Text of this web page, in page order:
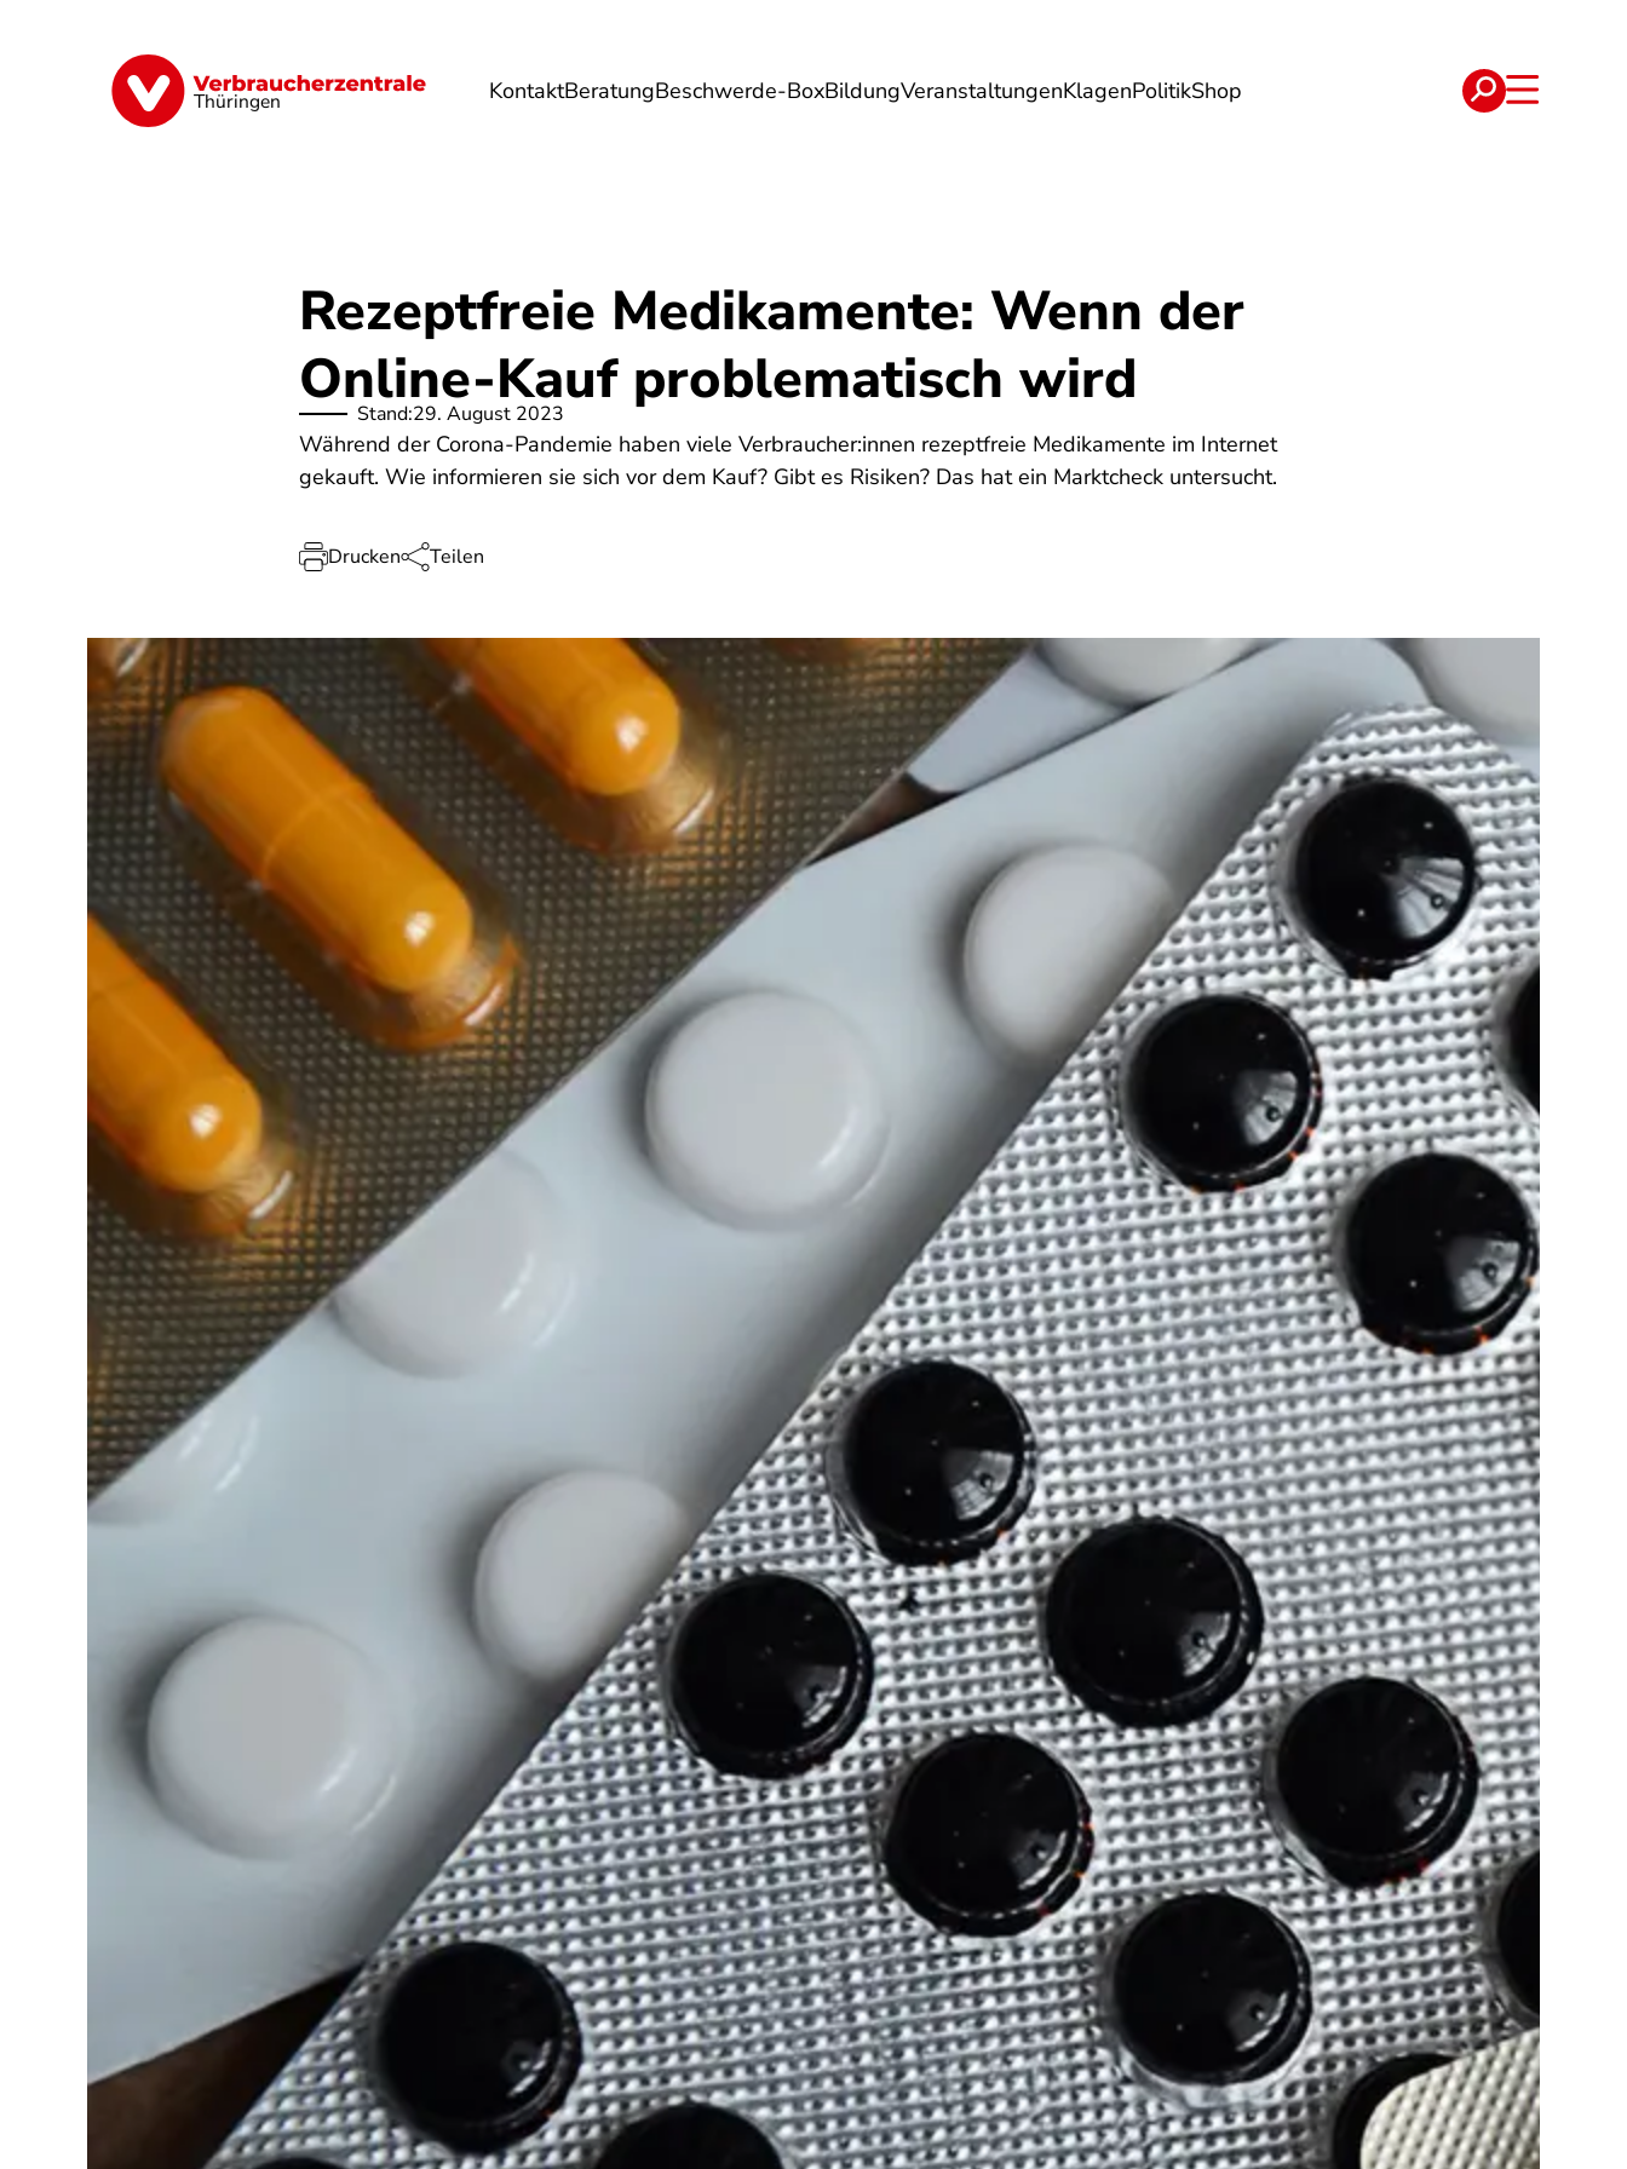
Thüringen KontaktBeratungBeschwerde-BoxBildungVeranstaltungenKlagenPolitikShop
Finanzen Digitales Lebensmittel Umwelt Gesundheit Energie Reise Verträge
Rezeptfreie Medikamente: Wenn der
Online-Kauf problematisch wird
Stand:29. August 2023
Während der Corona-Pandemie haben viele Verbraucher:innen rezeptfreie Medikamente im Internet
gekauft. Wie informieren sie sich vor dem Kauf? Gibt es Risiken? Das hat ein Marktcheck untersucht.
Drucken Teilen